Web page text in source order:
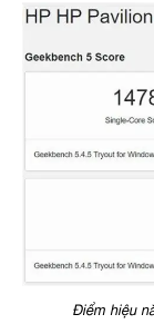
Điểm hiệu